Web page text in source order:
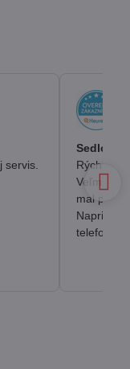
servis.
Sedlo
Rýchlosť,
Veľmi
mal
Napriek